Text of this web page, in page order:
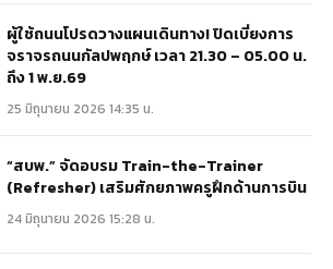
ผู้ใช้ถนนโปรดวางแผนเดินทาง! ปิดเบี่ยงการ
จราจรถนนกัลปพฤกษ์ เวลา 21.30 – 05.00 น.
ถึง 1 พ.ย.69
25 มิถุนายน 2026 14:35 น.
“สบพ.” จัดอบรม Train-the-Trainer
(Refresher) เสริมศักยภาพครูฝึกด้านการบิน
24 มิถุนายน 2026 15:28 น.